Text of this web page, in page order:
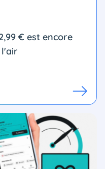
€ est encore
l'air